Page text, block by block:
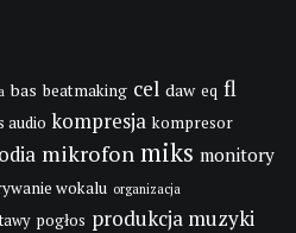
bas beatmaking cel daw eq fl
audio kompresja kompresor
mikrofon miks monitory
wokalu organizacja
pogłos produkcja muzyki